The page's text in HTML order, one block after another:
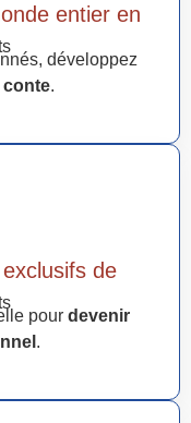
entier en
développez
conte.
de
pour devenir
.